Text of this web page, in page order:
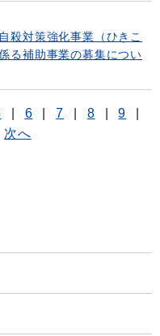
殺対策強化事業（ひきこ
る補助事業の募集につい
6 7 8 9
次へ